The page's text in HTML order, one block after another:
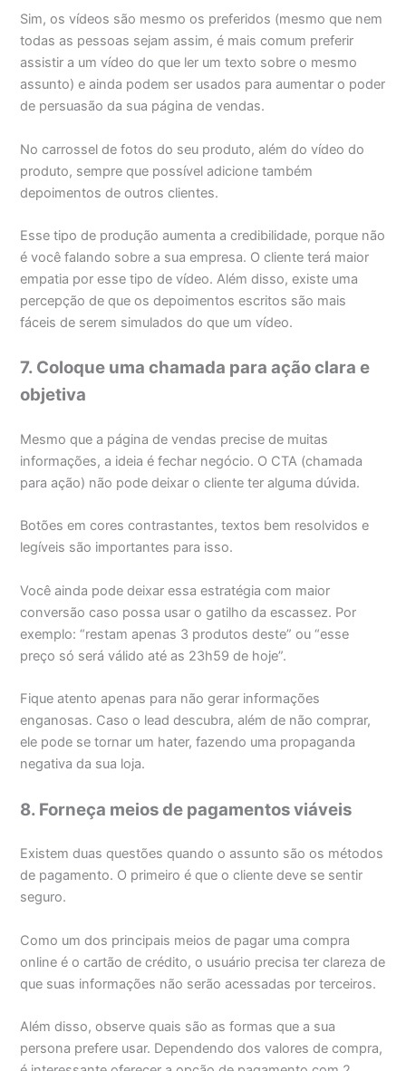
Sim, os vídeos são mesmo os preferidos (mesmo que nem
todas as pessoas sejam assim, é mais comum preferir
assistir a um vídeo do que ler um texto sobre o mesmo
assunto) e ainda podem ser usados para aumentar o poder
de persuasão da sua página de vendas.
No carrossel de fotos do seu produto, além do vídeo do
produto, sempre que possível adicione também
depoimentos de outros clientes.
Esse tipo de produção aumenta a credibilidade, porque não
é você falando sobre a sua empresa. O cliente terá maior
empatia por esse tipo de vídeo. Além disso, existe uma
percepção de que os depoimentos escritos são mais
fáceis de serem simulados do que um vídeo.
7. Coloque uma chamada para ação clara e
objetiva
Mesmo que a página de vendas precise de muitas
informações, a ideia é fechar negócio. O CTA (chamada
para ação) não pode deixar o cliente ter alguma dúvida.
Botões em cores contrastantes, textos bem resolvidos e
legíveis são importantes para isso.
Você ainda pode deixar essa estratégia com maior
conversão caso possa usar o gatilho da escassez. Por
exemplo: “restam apenas 3 produtos deste” ou “esse
preço só será válido até as 23h59 de hoje”.
Fique atento apenas para não gerar informações
enganosas. Caso o lead descubra, além de não comprar,
ele pode se tornar um hater, fazendo uma propaganda
negativa da sua loja.
8. Forneça meios de pagamentos viáveis
Existem duas questões quando o assunto são os métodos
de pagamento. O primeiro é que o cliente deve se sentir
seguro.
Como um dos principais meios de pagar uma compra
online é o cartão de crédito, o usuário precisa ter clareza de
que suas informações não serão acessadas por terceiros.
Além disso, observe quais são as formas que a sua
persona prefere usar. Dependendo dos valores de compra,